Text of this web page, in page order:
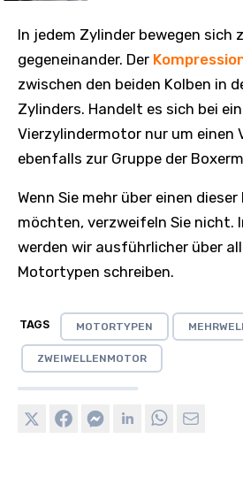
In jedem Zylinder bewegen sich
gegeneinander. Der
zwischen den beiden Kolben in
Zylinders. Handelt es sich bei
Vierzylindermotor nur um einen
ebenfalls zur Gruppe der
Wenn Sie mehr über einen
möchten, verzweifeln Sie nicht.
werden wir ausführlicher über
Motortypen schreiben.
TAGS MOTORTYPEN
ZWEIWELLENMOTOR